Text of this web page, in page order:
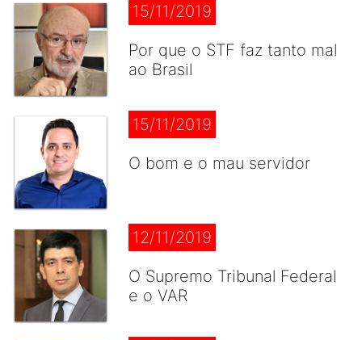
15/11/2019
Por que o STF faz tanto mal
ao Brasil
15/11/2019
O bom e o mau servidor
12/11/2019
O Supremo Tribunal Federal
e o VAR